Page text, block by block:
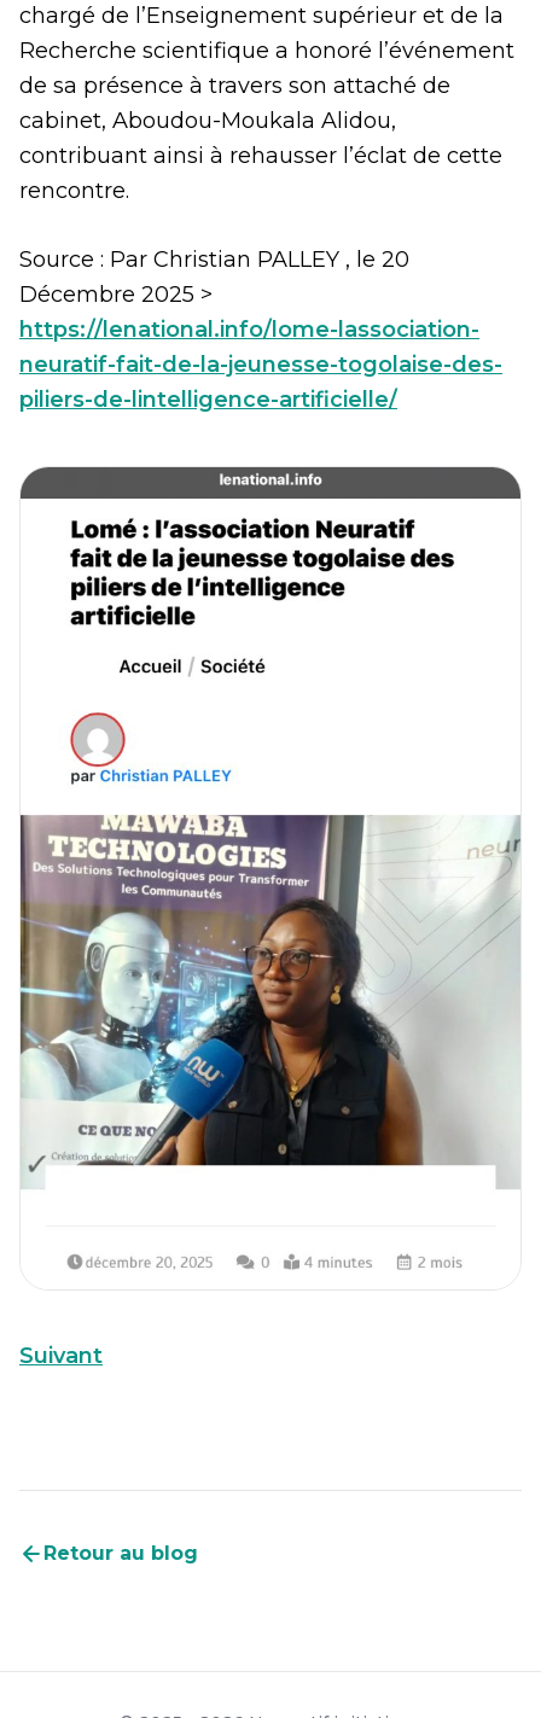
chargé de l’Enseignement supérieur et de la
Recherche scientifique a honoré l’événement
de sa présence à travers son attaché de
cabinet, Aboudou-Moukala Alidou,
contribuant ainsi à rehausser l’éclat de cette
rencontre.
Source : Par Christian PALLEY , le 20
Décembre 2025 >
https://lenational.info/lome-lassociation-
neuratif-fait-de-la-jeunesse-togolaise-des-
piliers-de-lintelligence-artificielle/
Suivant
Retour au blog